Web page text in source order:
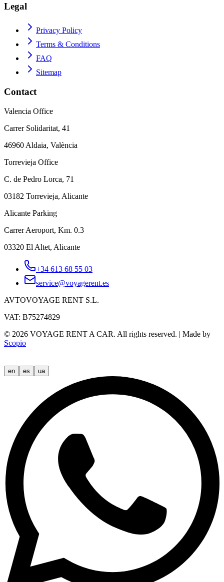
Legal
Privacy Policy
Terms & Conditions
FAQ
Sitemap
Contact
Valencia Office
Carrer Solidaritat, 41
46960 Aldaia, València
Torrevieja Office
C. de Pedro Lorca, 71
03182 Torrevieja, Alicante
Alicante Parking
Carrer Aeroport, Km. 0.3
03320 El Altet, Alicante
+34 613 68 55 03
service@voyagerent.es
AVTOVOYAGE RENT S.L.
VAT: B75274829
© 2026 VOYAGE RENT A CAR. All rights reserved. | Made by
Scopio
en es ua